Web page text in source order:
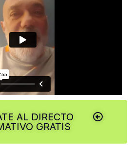
AL DIRECTO
GRATIS